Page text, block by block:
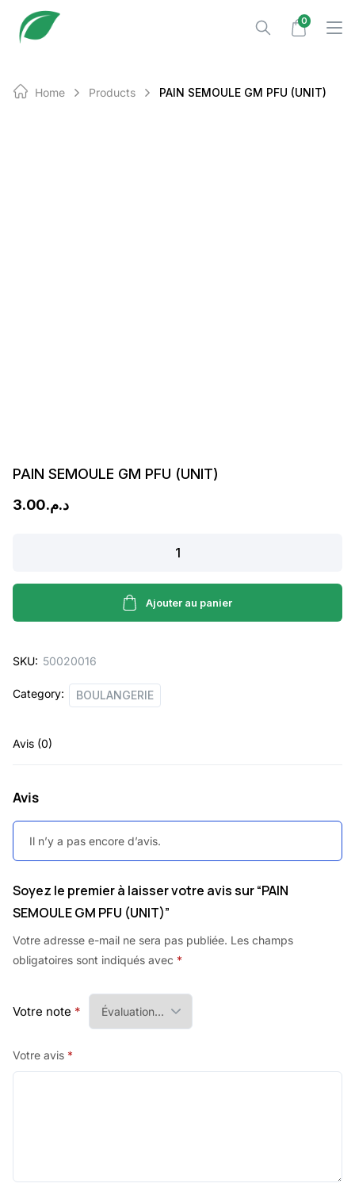
0
Home Products PAIN SEMOULE GM PFU (UNIT)
PAIN SEMOULE GM PFU (UNIT)
د.م.3.00
GM
(UNIT)
Ajouter au panier
SKU: 50020016
Category: BOULANGERIE
Avis (0)
Avis
Il n’y a pas encore d’avis.
Soyez le premier à laisser votre avis sur “PAIN
SEMOULE GM PFU (UNIT)”
Votre adresse e-mail ne sera pas publiée. Les champs
obligatoires sont indiqués avec *
Votre note *
Votre avis *